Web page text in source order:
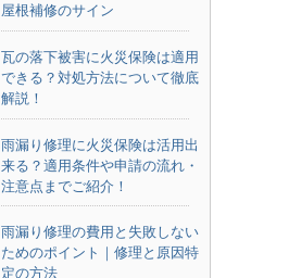
屋根補修のサイン
瓦の落下被害に火災保険は適用
できる？対処方法について徹底
解説！
雨漏り修理に火災保険は活用出
来る？適用条件や申請の流れ・
注意点までご紹介！
雨漏り修理の費用と失敗しない
ためのポイント｜修理と原因特
定の方法